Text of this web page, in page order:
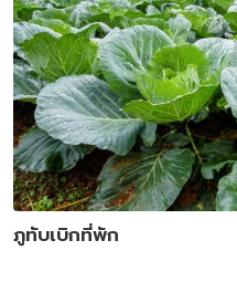
ภูทับเบิกที่พัก